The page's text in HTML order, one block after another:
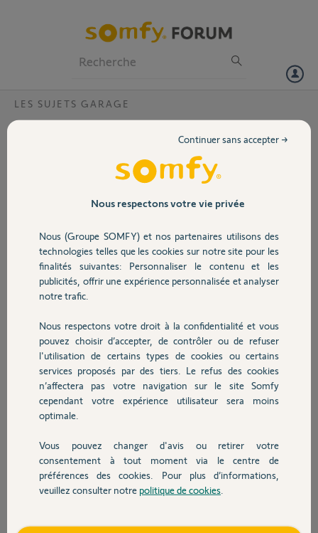
Volet
Sécurité
Domotique
Chauffage
Autres produits
Devis avec un pro
Contact
LES SUJETS GARAGE
Branchement récepteur universel sur porte
Bonjour,
Je me permets de venir sur ce forum
pour trouver une solution à mon
Merlin suite à des conseils d’un
vendeur un récepteur universel pour
relier ma porte de garage atelier aux
télécommandes existantes de ma
maison mais je n’ai aucune notion
transformateur je vous joins les
photos que j’ai effectué, merci à
David B.
il y a presque 5 ans
Nous respectons votre vie privée
Nous (Groupe SOMFY) et nos partenaires utilisons des
technologies telles que les cookies sur notre site pour les
finalités suivantes: Personnaliser le contenu et les
publicités, offrir une expérience personnalisée et analyser
notre trafic.
Nous respectons votre droit à la confidentialité et vous
pouvez choisir d’accepter, de contrôler ou de refuser
l'utilisation de certains types de cookies ou certains
services proposés par des tiers. Le refus des cookies
n’affectera pas votre navigation sur le site Somfy
cependant votre expérience utilisateur sera moins
optimale.
Vous pouvez changer d'avis ou retirer votre
consentement à tout moment via le centre de
préférences des cookies. Pour plus d’informations,
veuillez consulter notre politique de cookies
Continuer sans accepter →